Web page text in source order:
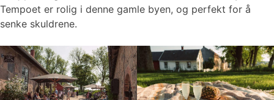
Tempoet er rolig i denne gamle byen, og perfekt for å
senke skuldrene.